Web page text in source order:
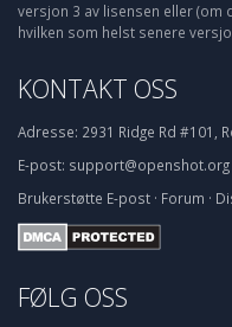
versjon 3 av lisensen eller (om
hvilken som helst senere
KONTAKT OSS
Adresse: 2931 Ridge Rd #101,
E-post: support@openshot.org
Brukerstøtte E-post · Forum ·
FØLG OSS